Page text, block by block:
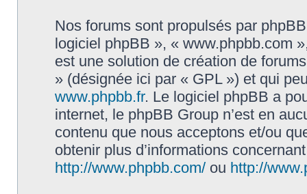
Nos forums sont propulsés par
logiciel phpBB », « www.phpbb.com
est une solution de création de
» (désignée ici par « GPL ») et qui
www.phpbb.fr. Le logiciel phpBB a
internet, le phpBB Group n’est en
contenu que nous acceptons et/ou
obtenir plus d’informations
http://www.phpbb.com/ ou http://